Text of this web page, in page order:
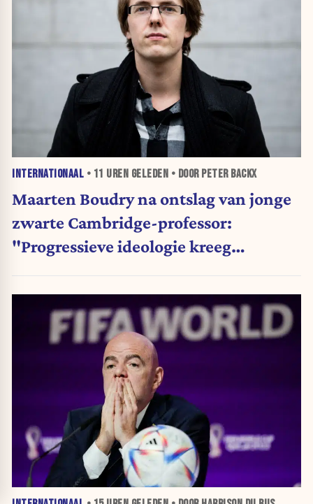
INTERNATIONAAL • 11 UREN GELEDEN • DOOR PETER BACKX
Maarten Boudry na ontslag van jonge
zwarte Cambridge-professor:
"Progressieve ideologie kreeg